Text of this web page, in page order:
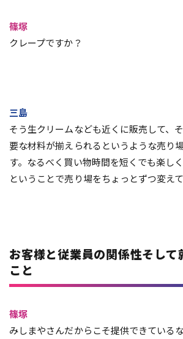
篠塚
クレープですか？
三島
そう生クリームなども近くに販売して、
要な材料が揃えられるというような売り
す。なるべく買い物時間を短くでも楽し
ということで売り場をちょっとずつ変え
お客様と従業員の関係性そして
こと
篠塚
みしまやさんだからこそ提供できている